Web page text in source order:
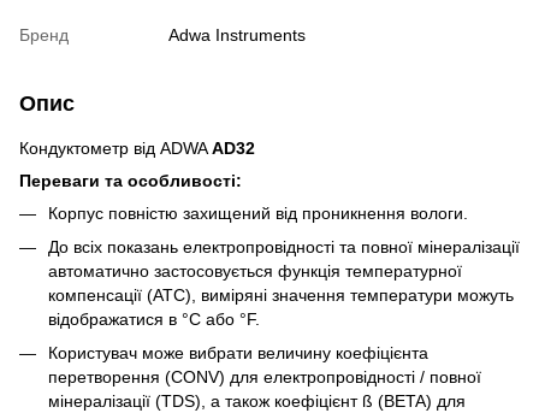
Бренд Adwa Instruments
Опис
Кондуктометр від ADWAAD32
Переваги та особливості:
Корпус повністю захищений від проникнення вологи.
До всіх показань електропровідності та повної мінералізації
автоматично застосовується функція температурної
компенсації (АТС), виміряні значення температури можуть
відображатися в °C або °F.
Користувач може вибрати величину коефіцієнта
перетворення (CONV) для електропровідності / повної
мінералізації (TDS), а також коефіцієнт ß (BETA) для